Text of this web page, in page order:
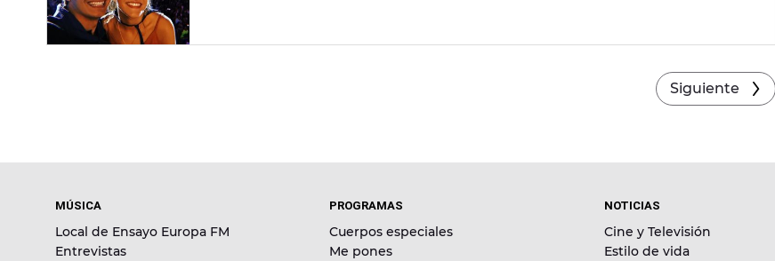
Siguiente
MÚSICA
Local de Ensayo Europa FM
Entrevistas
PROGRAMAS
Cuerpos especiales
Me pones
NOTICIAS
Cine y Televisión
Estilo de vida